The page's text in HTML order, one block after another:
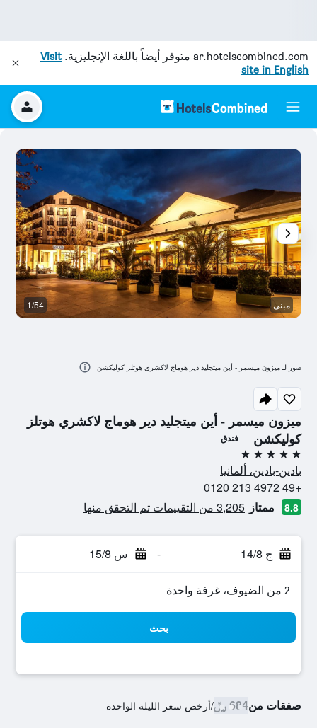
ar.hotelscombined.com متوفر أيضاً باللغة الإنجليزية.Visit
site in English
ميزون ميسمر - أين ميتجليد دير هوماج لاكشري هوتلز
كوليكشن
فندق
5 نجوم
بادين-بادين، ألمانيا
+49 4972 213 0120
8.8 ممتاز 3,205 من التقييمات تم التحقق منها
ج 14/8 - س 15/8
2 من الضيوف، غرفة واحدة
بحث
صفقات من684 ﷼ /أرخص سعر الليلة الواحدة
مبنى 1/54
صور لـ ميزون ميسمر - أين ميتجليد دير هوماج لاكشري هوتلز كوليكشن